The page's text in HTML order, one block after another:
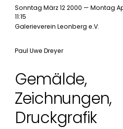
Gemälde,
Zeichnungen,
Druckgrafik
Sonntag März 12 2000 — Montag
11:15
Galerieverein Leonberg e.V.
Paul Uwe Dreyer